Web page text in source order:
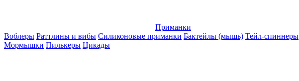
Приманки
Воблеры Раттлины и вибы Силиконовые приманки Бактейлы (мышь) Тейл-спиннеры
Мормышки Пилькеры Цикады